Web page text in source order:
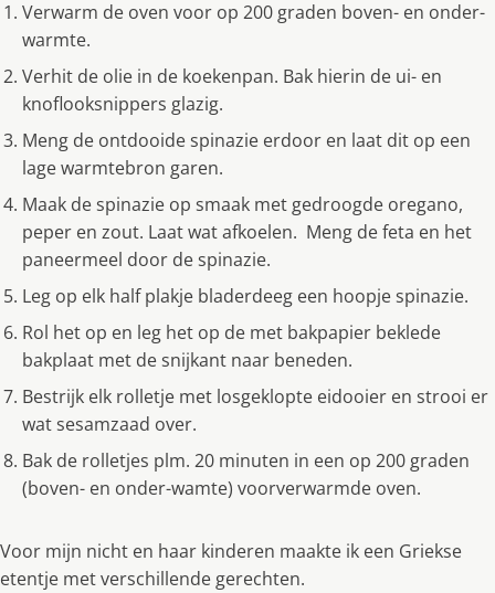
Verwarm de oven voor op 200 graden boven- en onder-
warmte.
Verhit de olie in de koekenpan. Bak hierin de ui- en
knoflooksnippers glazig.
Meng de ontdooide spinazie erdoor en laat dit op een
lage warmtebron garen.
Maak de spinazie op smaak met gedroogde oregano,
peper en zout. Laat wat afkoelen. Meng de feta en het
paneermeel door de spinazie.
Leg op elk half plakje bladerdeeg een hoopje spinazie.
Rol het op en leg het op de met bakpapier beklede
bakplaat met de snijkant naar beneden.
Bestrijk elk rolletje met losgeklopte eidooier en strooi er
wat sesamzaad over.
Bak de rolletjes plm. 20 minuten in een op 200 graden
(boven- en onder-wamte) voorverwarmde oven.
Voor mijn nicht en haar kinderen maakte ik een Griekse
etentje met verschillende gerechten.